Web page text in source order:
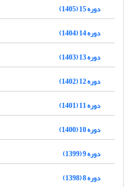
دوره 15 (1405)
دوره 14 (1404)
دوره 13 (1403)
دوره 12 (1402)
دوره 11 (1401)
دوره 10 (1400)
دوره 9 (1399)
دوره 8 (1398)